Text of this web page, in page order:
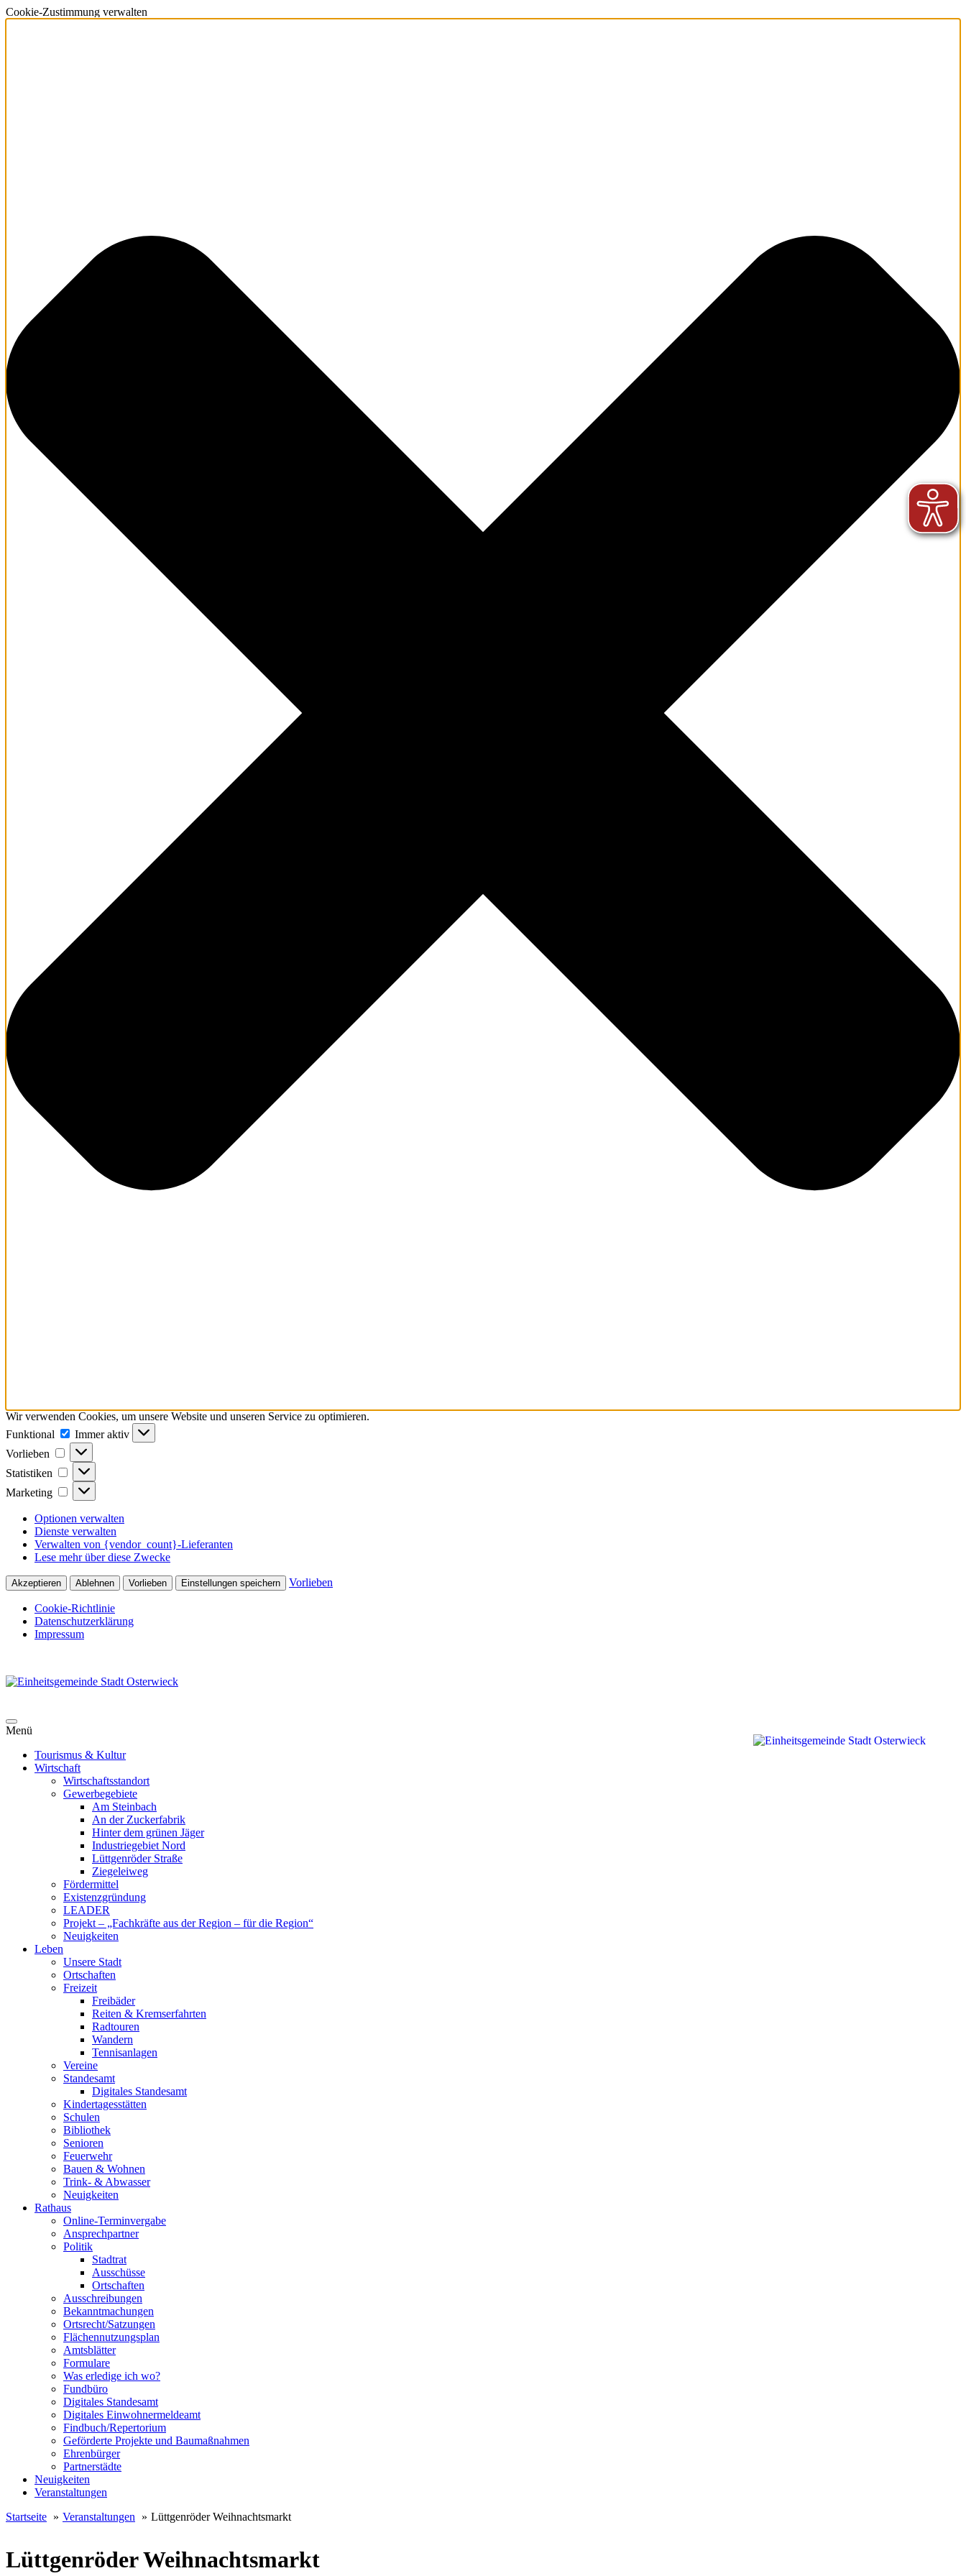
Cookie-Zustimmung verwalten
Wir verwenden Cookies, um unsere Website und unseren Service zu optimieren.
Funktional
Funktional
Immer aktiv
Vorlieben
Vorlieben
Statistiken Statistiken
Marketing Marketing
Optionen verwalten
Dienste verwalten
Verwalten von {vendor_count}-Lieferanten
Lese mehr über diese Zwecke
Akzeptieren Ablehnen Vorlieben Einstellungen speichern Vorlieben
Cookie-Richtlinie
Datenschutzerklärung
Impressum
Skip
to
Menü
Tourismus & Kultur
Wirtschaft
Wirtschaftsstandort
Gewerbegebiete
Am Steinbach
An der Zuckerfabrik
Hinter dem grünen Jäger
Industriegebiet Nord
Lüttgenröder Straße
Ziegeleiweg
Fördermittel
Existenzgründung
LEADER
Projekt – „Fachkräfte aus der Region – für die Region“
Neuigkeiten
Leben
Unsere Stadt
Ortschaften
Freizeit
Freibäder
Reiten & Kremserfahrten
Radtouren
Wandern
Tennisanlagen
Vereine
Standesamt
Digitales Standesamt
Kindertagesstätten
Schulen
Bibliothek
Senioren
Feuerwehr
Bauen & Wohnen
Trink- & Abwasser
Neuigkeiten
Rathaus
Online-Terminvergabe
Ansprechpartner
Politik
Stadtrat
Ausschüsse
Ortschaften
Ausschreibungen
Bekanntmachungen
Ortsrecht/Satzungen
Flächennutzungsplan
Amtsblätter
Formulare
Was erledige ich wo?
Fundbüro
Digitales Standesamt
Digitales Einwohnermeldeamt
Findbuch/Repertorium
Geförderte Projekte und Baumaßnahmen
Ehrenbürger
Partnerstädte
Neuigkeiten
Veranstaltungen
Startseite
Veranstaltungen Lüttgenröder Weihnachtsmarkt
Lüttgenröder Weihnachtsmarkt